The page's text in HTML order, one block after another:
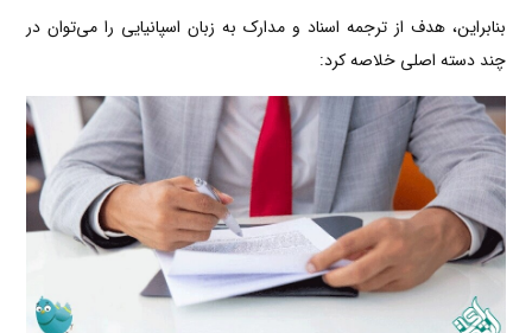
بنابراین، هدف از ترجمه اسناد و مدارک به زبان اسپانیایی را می‌توان در
چند دسته اصلی خلاصه کرد: